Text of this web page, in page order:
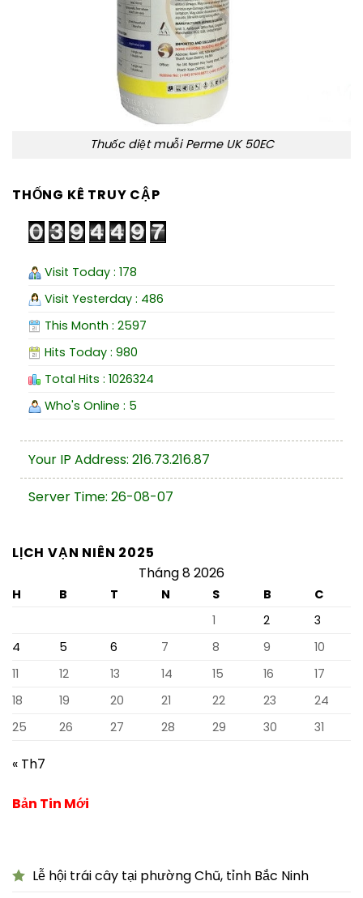
Thuốc diệt muỗi Perme UK 50EC
THỐNG KÊ TRUY CẬP
Visit Today : 178
Visit Yesterday : 486
This Month : 2597
Hits Today : 980
Total Hits : 1026324
Who's Online : 5
Your IP Address: 216.73.216.87
Server Time: 26-08-07
LỊCH VẠN NIÊN 2025
Tháng 8 2026
H B T N S B
C
1
2
3
4
5 6 7 8 9
10
11
12 13 14 15 16
17
18
19 20 21 22 23
24
25
26 27 28 29 30 31
« Th7
Bản Tin Mới
Lễ hội trái cây tại phường Chũ, tỉnh Bắc Ninh